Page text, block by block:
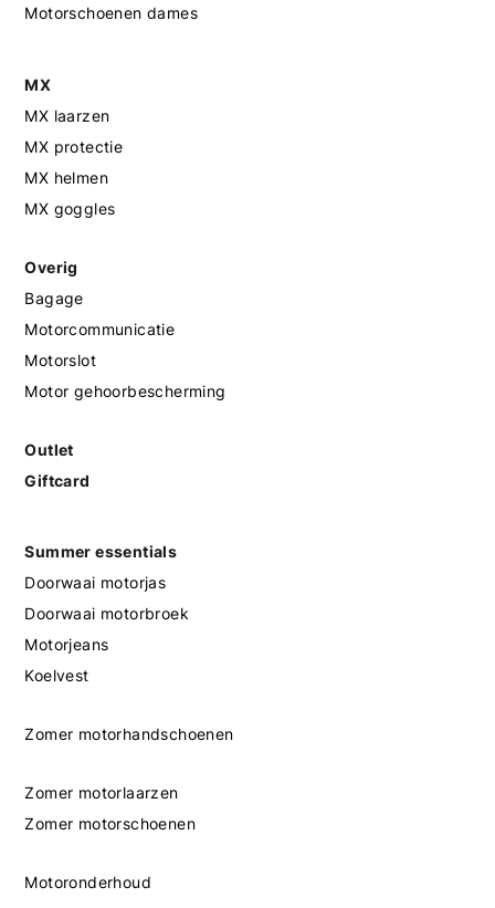
Motorschoenen dames
MX
MX laarzen
MX protectie
MX helmen
MX goggles
Overig
Bagage
Motorcommunicatie
Motorslot
Motor gehoorbescherming
Outlet
Giftcard
Summer essentials
Doorwaai motorjas
Doorwaai motorbroek
Motorjeans
Koelvest
Zomer motorhandschoenen
Zomer motorlaarzen
Zomer motorschoenen
Motoronderhoud